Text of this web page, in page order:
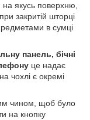
якусь поверхню,
закритій шторці
в сумці
панель, бічні
це надає
чохлі є окремі
чином, щоб було
на кнопку